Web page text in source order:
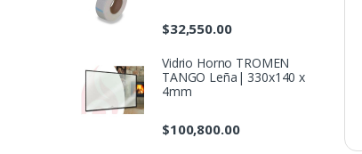
$32,550.00
Vidrio Horno TROMEN
TANGO Leña| 330x140 x
4mm
$100,800.00